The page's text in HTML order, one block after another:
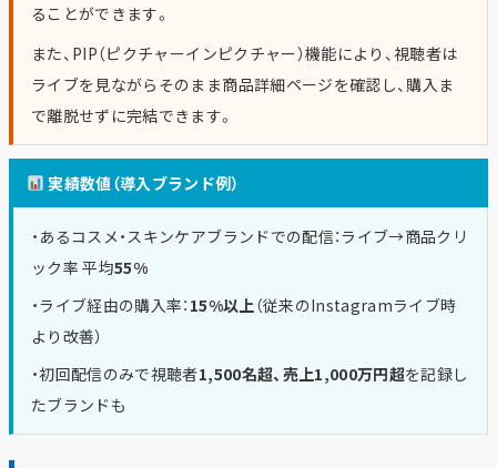
ることができます。
また、PIP（ピクチャーインピクチャー）機能により、視聴者は
ライブを見ながらそのまま商品詳細ページを確認し、購入ま
で離脱せずに完結できます。
実績数値（導入ブランド例）
・あるコスメ・スキンケアブランドでの配信：ライブ→商品クリ
ック率 平均55%
・ライブ経由の購入率： 15%以上 （従来のInstagramライブ時
より改善）
・初回配信のみで視聴者1,500名超、売上1,000万円超を記録し
たブランドも